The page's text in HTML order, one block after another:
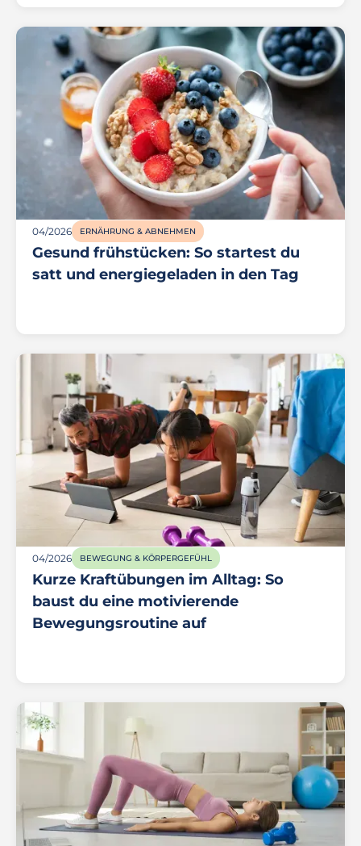
04/2026 ERNÄHRUNG & ABNEHMEN
Gesund frühstücken: So startest du
satt und energiegeladen in den Tag
04/2026 BEWEGUNG & KÖRPERGEFÜHL
Kurze Kraftübungen im Alltag: So
baust du eine motivierende
Bewegungsroutine auf